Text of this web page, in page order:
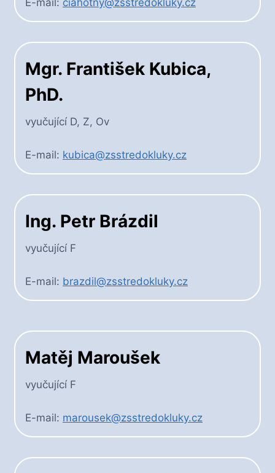
E-mail: ciahotny@zsstredokluky.cz
Mgr. František Kubica,
PhD.
vyučující D, Z, Ov
E-mail: kubica@zsstredokluky.cz
Ing. Petr Brázdil
vyučující F
E-mail: brazdil@zsstredokluky.cz
Matěj Maroušek
vyučující F
E-mail: marousek@zsstredokluky.cz